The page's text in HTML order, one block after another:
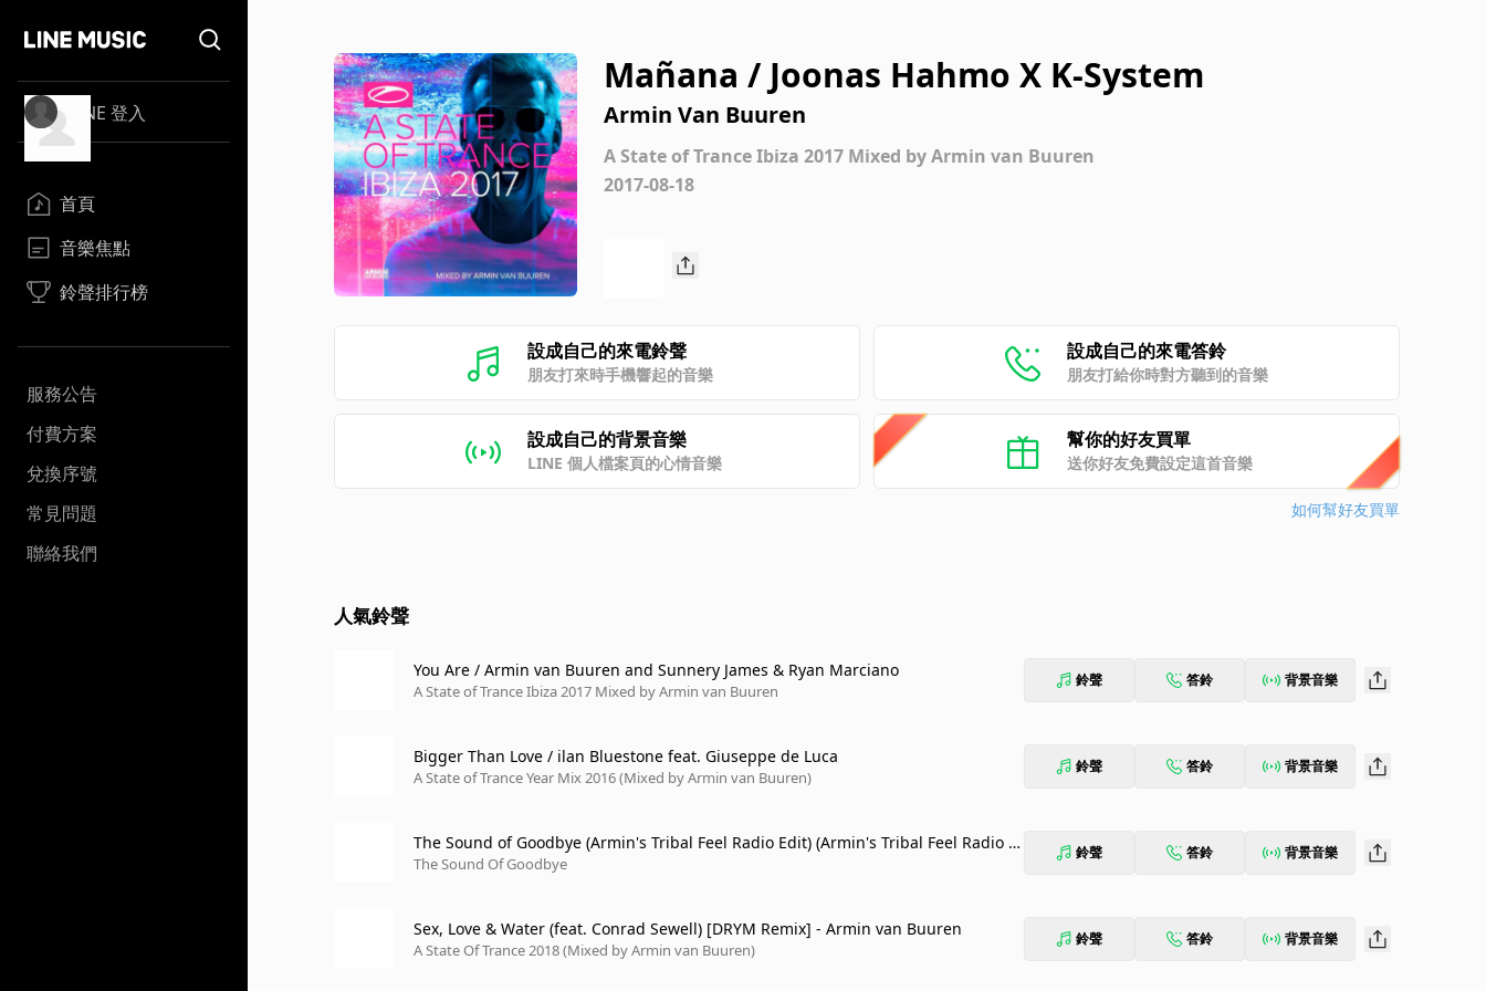
LINE 登入
首頁
音樂焦點
鈴聲排行榜
服務公告
付費方案
兌換序號
常見問題
聯絡我們
Mañana / Joonas Hahmo X K-System
Armin Van Buuren
A State of Trance Ibiza 2017 Mixed by Armin van Buuren
2017-08-18
設成自己的來電鈴聲
朋友打來時手機響起的音樂
設成自己的來電答鈴
朋友打給你時對方聽到的音樂
設成自己的背景音樂
LINE 個人檔案頁的心情音樂
幫你的好友買單
送你好友免費設定這首音樂
如何幫好友買單
人氣鈴聲
You Are / Armin van Buuren and Sunnery James & Ryan Marciano
A State of Trance Ibiza 2017 Mixed by Armin van Buuren
鈴聲 答鈴 背景音樂
Bigger Than Love / ilan Bluestone feat. Giuseppe de Luca
A State of Trance Year Mix 2016 (Mixed by Armin van Buuren)
鈴聲 答鈴 背景音樂
The Sound of Goodbye (Armin's Tribal Feel Radio Edit) (Armin's Tribal Feel Radio E
dit)
The Sound Of Goodbye
鈴聲 答鈴 背景音樂
Sex, Love & Water (feat. Conrad Sewell) [DRYM Remix] - Armin van Buuren
A State Of Trance 2018 (Mixed by Armin van Buuren)
鈴聲 答鈴 背景音樂